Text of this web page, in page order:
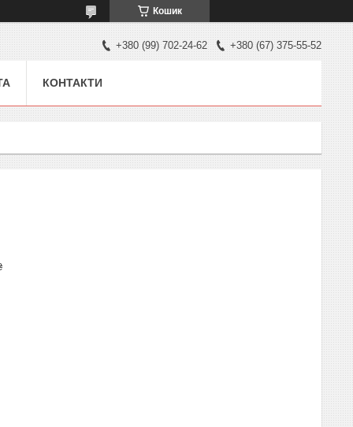
Кошик
+380 (99) 702-24-62 +380 (67) 375-55-52
КОНТАКТИ